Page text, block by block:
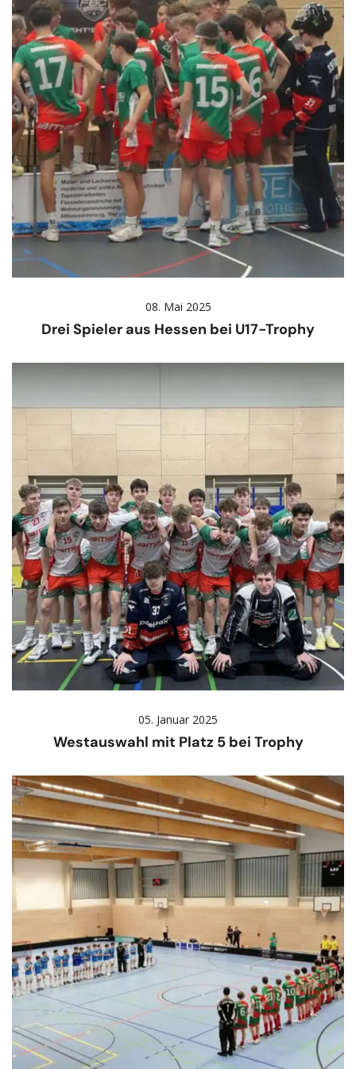
08. Mai 2025
Drei Spieler aus Hessen bei U17-Trophy
05. Januar 2025
Westauswahl mit Platz 5 bei Trophy